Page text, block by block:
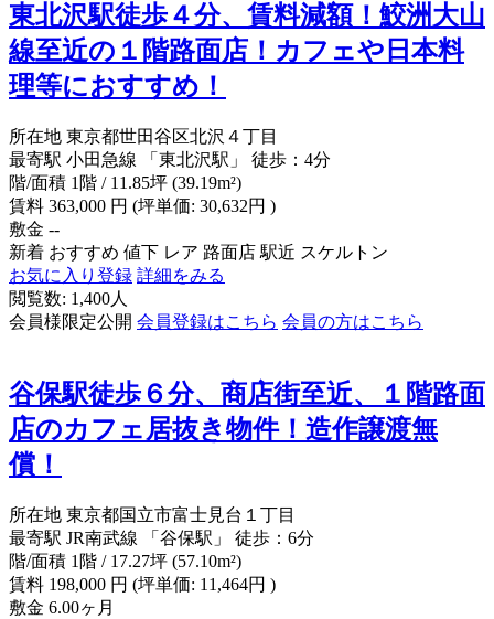
東北沢駅徒歩４分、賃料減額！鮫洲大山
線至近の１階路面店！カフェや日本料
理等におすすめ！
所在地 東京都世田谷区北沢４丁目
最寄駅 小田急線 「東北沢駅」 徒歩：4分
階/面積 1階 / 11.85坪 (39.19m²)
賃料 363,000 円 (坪単価: 30,632円 )
敷金 --
新着 おすすめ 値下 レア 路面店 駅近 スケルトン
お気に入り登録 詳細をみる
閲覧数: 1,400人
会員様限定公開 会員登録はこちら 会員の方はこちら
谷保駅徒歩６分、商店街至近、１階路面
店のカフェ居抜き物件！造作譲渡無
償！
所在地 東京都国立市富士見台１丁目
最寄駅 JR南武線 「谷保駅」 徒歩：6分
階/面積 1階 / 17.27坪 (57.10m²)
賃料 198,000 円 (坪単価: 11,464円 )
敷金 6.00ヶ月